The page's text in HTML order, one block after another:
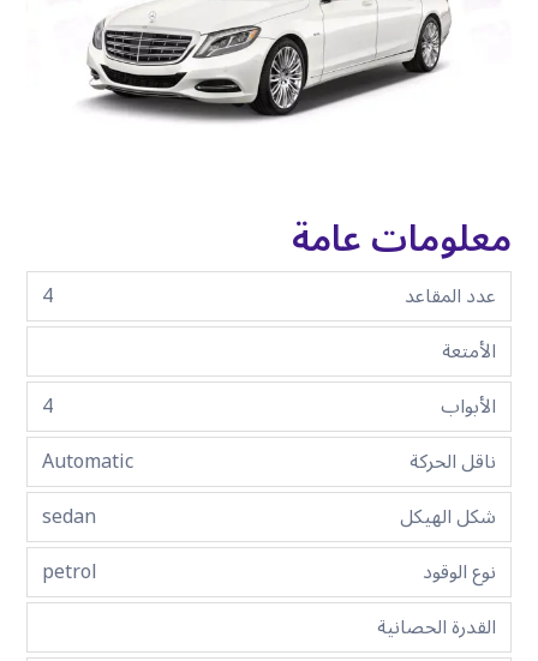
معلومات عامة
عدد المقاعد
4
الأمتعة
الأبواب
4
ناقل الحركة
Automatic
شكل الهيكل
sedan
نوع الوقود
petrol
القدرة الحصانية